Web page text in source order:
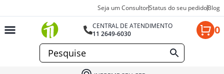
Seja um ConsultorStatus do seu pedidoBlog
CENTRAL DE ATENDIMENTO
11 2649-6030
0